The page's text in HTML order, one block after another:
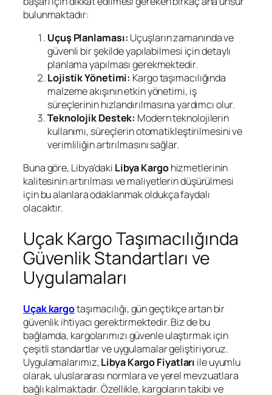
bulunmaktadır:
Uçuş Planlaması: Uçuşların zamanında ve
güvenli bir şekilde yapılabilmesi için detaylı
planlama yapılması gerekmektedir.
Lojistik Yönetimi: Kargo taşımacılığında
malzeme akışının etkin yönetimi, iş
süreçlerinin hızlandırılmasına yardımcı olur.
Teknolojik Destek: Modern teknolojilerin
kullanımı, süreçlerin otomatikleştirilmesini ve
verimliliğin artırılmasını sağlar.
Buna göre, Libya’daki Libya Kargohizmetlerinin
kalitesinin artırılması ve maliyetlerin düşürülmesi
için bu alanlara odaklanmak oldukça faydalı
olacaktır.
Uçak Kargo Taşımacılığında
Güvenlik Standartları ve
Uygulamaları
Uçak kargotaşımacılığı, gün geçtikçe artan bir
güvenlik ihtiyacı gerektirmektedir. Biz de bu
bağlamda, kargolarımızı güvenle ulaştırmak için
çeşitli standartlar ve uygulamalar geliştiriyoruz.
Uygulamalarımız,Libya Kargo Fiyatları ile uyumlu
olarak, uluslararası normlara ve yerel mevzuatlara
bağlı kalmaktadır. Özellikle, kargoların takibi ve